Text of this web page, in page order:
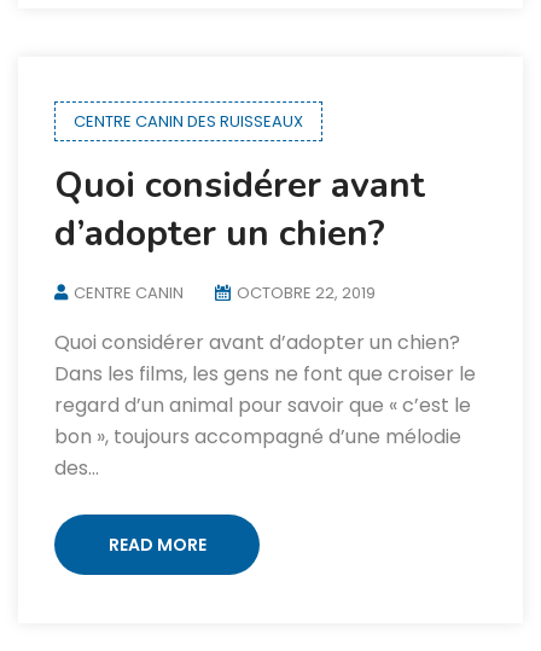
CENTRE CANIN DES RUISSEAUX
Quoi considérer avant
d’adopter un chien?
CENTRE CANIN OCTOBRE 22, 2019
Quoi considérer avant d’adopter un chien?
Dans les films, les gens ne font que croiser le
regard d’un animal pour savoir que « c’est le
bon », toujours accompagné d’une mélodie
des…
READ MORE